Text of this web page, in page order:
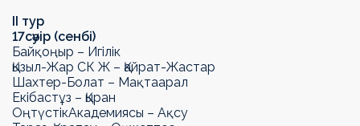
II тур
17сәуір (сенбі)
Байқоңыр – Игілік
Қызыл-Жар СК Ж – Қайрат-Жастар
Шахтер-Болат – Мақтаарал
Екібастұз – Қыран
ОңтүстікАкадемиясы – Ақсу